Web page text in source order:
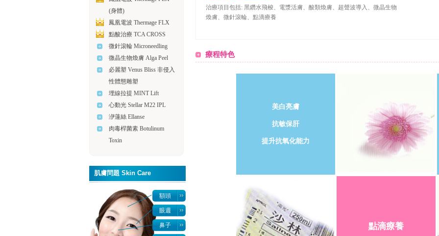
(身體)
鳳凰電波 Thermage FLX
點酸治療 TCA CROSS
微針滾輪 Microneedling
微晶生物煥膚 Alga Peel
必麗塑 Venus Bliss 非侵入
性體態雕塑
埋線拉提 MINT Lift
心動光 Stellar M22 IPL
洢蓮絲 Ellanse
肉毒桿菌素 Botulinum
Toxin
肌膚問題 Skin Care
額頭
眼週
鼻子
治療項目包括: 黑鑽水飛梭、電漿活膚、酸類煥膚、超聲波導入、微晶生物
煥膚、微針滾輪、點滴療養
療程特色
美白亮膚
抗敏保肝
提升抗氧化能力
點滴療養